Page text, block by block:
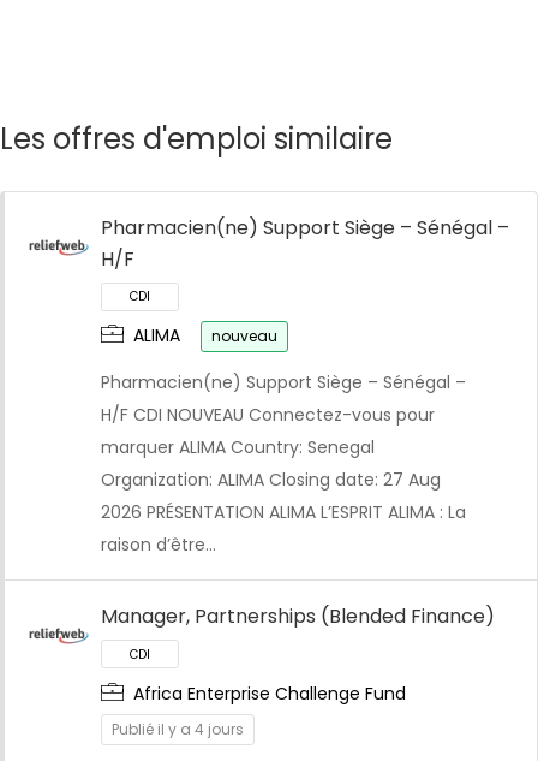
Les offres d'emploi similaire
Pharmacien(ne) Support Siège – Sénégal –
H/F
ALIMA nouveau
Pharmacien(ne) Support Siège – Sénégal –
H/F CDI NOUVEAU Connectez-vous pour
marquer ALIMA Country: Senegal
Organization: ALIMA Closing date: 27 Aug
2026 PRÉSENTATION ALIMA L’ESPRIT ALIMA : La
raison d’être…
Manager, Partnerships (Blended Finance)
Africa Enterprise Challenge Fund
Publié il y a 4 jours